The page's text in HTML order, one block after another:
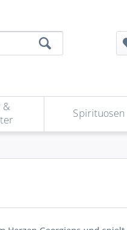
&
Spirituosen